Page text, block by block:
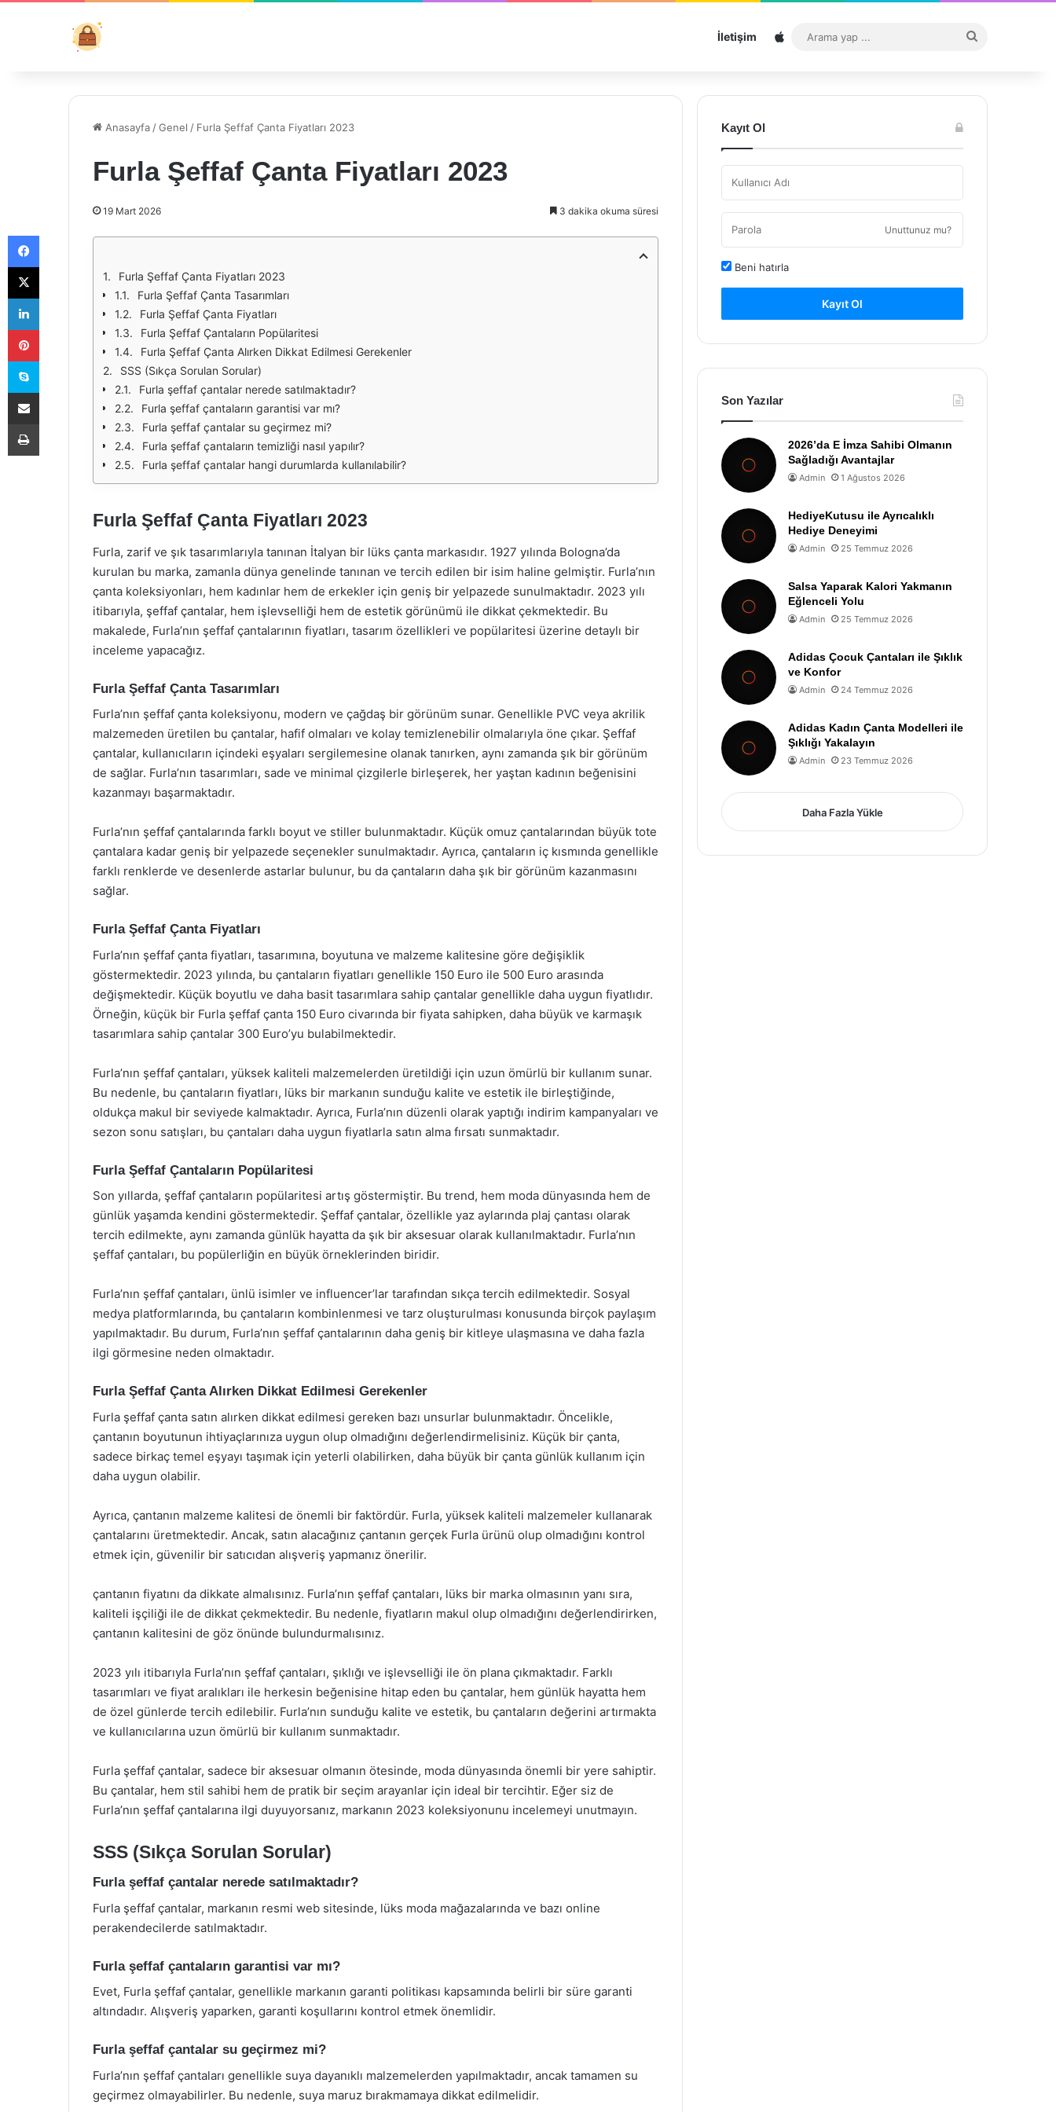
İletişim Sitemap
...
Anasayfa /Genel / Furla Şeffaf Çanta Fiyatları 2023
Furla Şeffaf Çanta Fiyatları 2023
19 Mart 2026 3 dakika okuma süresi
Furla Şeffaf Çanta Fiyatları 2023
Furla Şeffaf Çanta Tasarımları
Furla Şeffaf Çanta Fiyatları
Furla Şeffaf Çantaların Popülaritesi
Furla Şeffaf Çanta Alırken Dikkat Edilmesi Gerekenler
SSS (Sıkça Sorulan Sorular)
Furla şeffaf çantalar nerede satılmaktadır?
Furla şeffaf çantaların garantisi var mı?
Furla şeffaf çantalar su geçirmez mi?
Furla şeffaf çantaların temizliği nasıl yapılır?
Furla şeffaf çantalar hangi durumlarda kullanılabilir?
Furla Şeffaf Çanta Fiyatları 2023
Furla, zarif ve şık tasarımlarıyla tanınan İtalyan bir lüks çanta markasıdır. 1927 yılında Bologna’da
kurulan bu marka, zamanla dünya genelinde tanınan ve tercih edilen bir isim haline gelmiştir. Furla’nın
çanta koleksiyonları, hem kadınlar hem de erkekler için geniş bir yelpazede sunulmaktadır. 2023 yılı
itibarıyla, şeffaf çantalar, hem işlevselliği hem de estetik görünümü ile dikkat çekmektedir. Bu
makalede, Furla’nın şeffaf çantalarının fiyatları, tasarım özellikleri ve popülaritesi üzerine detaylı bir
inceleme yapacağız.
Furla Şeffaf Çanta Tasarımları
Furla’nın şeffaf çanta koleksiyonu, modern ve çağdaş bir görünüm sunar. Genellikle PVC veya akrilik
malzemeden üretilen bu çantalar, hafif olmaları ve kolay temizlenebilir olmalarıyla öne çıkar. Şeffaf
çantalar, kullanıcıların içindeki eşyaları sergilemesine olanak tanırken, aynı zamanda şık bir görünüm
de sağlar. Furla’nın tasarımları, sade ve minimal çizgilerle birleşerek, her yaştan kadının beğenisini
kazanmayı başarmaktadır.
Furla’nın şeffaf çantalarında farklı boyut ve stiller bulunmaktadır. Küçük omuz çantalarından büyük tote
çantalara kadar geniş bir yelpazede seçenekler sunulmaktadır. Ayrıca, çantaların iç kısmında genellikle
farklı renklerde ve desenlerde astarlar bulunur, bu da çantaların daha şık bir görünüm kazanmasını
sağlar.
Furla Şeffaf Çanta Fiyatları
Furla’nın şeffaf çanta fiyatları, tasarımına, boyutuna ve malzeme kalitesine göre değişiklik
göstermektedir. 2023 yılında, bu çantaların fiyatları genellikle 150 Euro ile 500 Euro arasında
değişmektedir. Küçük boyutlu ve daha basit tasarımlara sahip çantalar genellikle daha uygun fiyatlıdır.
Örneğin, küçük bir Furla şeffaf çanta 150 Euro civarında bir fiyata sahipken, daha büyük ve karmaşık
tasarımlara sahip çantalar 300 Euro’yu bulabilmektedir.
Furla’nın şeffaf çantaları, yüksek kaliteli malzemelerden üretildiği için uzun ömürlü bir kullanım sunar.
Bu nedenle, bu çantaların fiyatları, lüks bir markanın sunduğu kalite ve estetik ile birleştiğinde,
oldukça makul bir seviyede kalmaktadır. Ayrıca, Furla’nın düzenli olarak yaptığı indirim kampanyaları ve
sezon sonu satışları, bu çantaları daha uygun fiyatlarla satın alma fırsatı sunmaktadır.
Furla Şeffaf Çantaların Popülaritesi
Son yıllarda, şeffaf çantaların popülaritesi artış göstermiştir. Bu trend, hem moda dünyasında hem de
günlük yaşamda kendini göstermektedir. Şeffaf çantalar, özellikle yaz aylarında plaj çantası olarak
tercih edilmekte, aynı zamanda günlük hayatta da şık bir aksesuar olarak kullanılmaktadır. Furla’nın
şeffaf çantaları, bu popülerliğin en büyük örneklerinden biridir.
Furla’nın şeffaf çantaları, ünlü isimler ve influencer’lar tarafından sıkça tercih edilmektedir. Sosyal
medya platformlarında, bu çantaların kombinlenmesi ve tarz oluşturulması konusunda birçok paylaşım
yapılmaktadır. Bu durum, Furla’nın şeffaf çantalarının daha geniş bir kitleye ulaşmasına ve daha fazla
ilgi görmesine neden olmaktadır.
Furla Şeffaf Çanta Alırken Dikkat Edilmesi Gerekenler
Furla şeffaf çanta satın alırken dikkat edilmesi gereken bazı unsurlar bulunmaktadır. Öncelikle,
çantanın boyutunun ihtiyaçlarınıza uygun olup olmadığını değerlendirmelisiniz. Küçük bir çanta,
sadece birkaç temel eşyayı taşımak için yeterli olabilirken, daha büyük bir çanta günlük kullanım için
daha uygun olabilir.
Ayrıca, çantanın malzeme kalitesi de önemli bir faktördür. Furla, yüksek kaliteli malzemeler kullanarak
çantalarını üretmektedir. Ancak, satın alacağınız çantanın gerçek Furla ürünü olup olmadığını kontrol
etmek için, güvenilir bir satıcıdan alışveriş yapmanız önerilir.
çantanın fiyatını da dikkate almalısınız. Furla’nın şeffaf çantaları, lüks bir marka olmasının yanı sıra,
kaliteli işçiliği ile de dikkat çekmektedir. Bu nedenle, fiyatların makul olup olmadığını değerlendirirken,
çantanın kalitesini de göz önünde bulundurmalısınız.
2023 yılı itibarıyla Furla’nın şeffaf çantaları, şıklığı ve işlevselliği ile ön plana çıkmaktadır. Farklı
tasarımları ve fiyat aralıkları ile herkesin beğenisine hitap eden bu çantalar, hem günlük hayatta hem
de özel günlerde tercih edilebilir. Furla’nın sunduğu kalite ve estetik, bu çantaların değerini artırmakta
ve kullanıcılarına uzun ömürlü bir kullanım sunmaktadır.
Furla şeffaf çantalar, sadece bir aksesuar olmanın ötesinde, moda dünyasında önemli bir yere sahiptir.
Bu çantalar, hem stil sahibi hem de pratik bir seçim arayanlar için ideal bir tercihtir. Eğer siz de
Furla’nın şeffaf çantalarına ilgi duyuyorsanız, markanın 2023 koleksiyonunu incelemeyi unutmayın.
SSS (Sıkça Sorulan Sorular)
Furla şeffaf çantalar nerede satılmaktadır?
Furla şeffaf çantalar, markanın resmi web sitesinde, lüks moda mağazalarında ve bazı online
perakendecilerde satılmaktadır.
Furla şeffaf çantaların garantisi var mı?
Evet, Furla şeffaf çantalar, genellikle markanın garanti politikası kapsamında belirli bir süre garanti
altındadır. Alışveriş yaparken, garanti koşullarını kontrol etmek önemlidir.
Furla şeffaf çantalar su geçirmez mi?
Furla’nın şeffaf çantaları genellikle suya dayanıklı malzemelerden yapılmaktadır, ancak tamamen su
geçirmez olmayabilirler. Bu nedenle, suya maruz bırakmamaya dikkat edilmelidir.
Kayıt Ol
Unuttunuz mu?
Beni hatırla
Kayıt Ol
Son Yazılar
2026’da E İmza Sahibi Olmanın
Sağladığı Avantajlar
Admin 1 Ağustos 2026
HediyeKutusu ile Ayrıcalıklı
Hediye Deneyimi
Admin 25 Temmuz 2026
Salsa Yaparak Kalori Yakmanın
Eğlenceli Yolu
Admin 25 Temmuz 2026
Adidas Çocuk Çantaları ile Şıklık
ve Konfor
Admin 24 Temmuz 2026
Adidas Kadın Çanta Modelleri ile
Şıklığı Yakalayın
Admin 23 Temmuz 2026
Daha Fazla Yükle
Facebook
X
LinkedIn
Pinterest
Skype
E-Posta ile paylaş